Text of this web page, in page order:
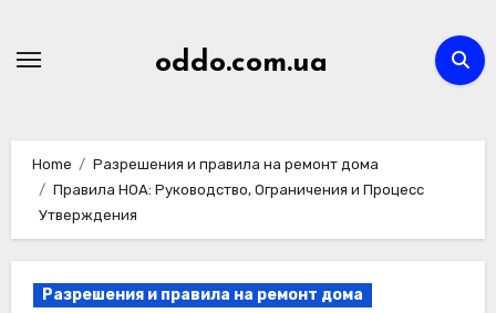
oddo.com.ua
Home
Разрешения и правила на ремонт дома
Правила HOA: Руководство, Ограничения и Процесс
Утверждения
Разрешения и правила на ремонт дома